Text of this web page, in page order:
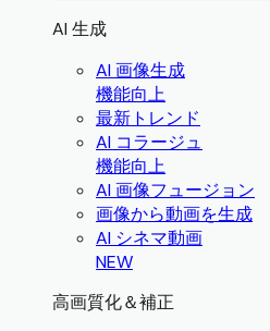
AI 生成
AI 画像生成
機能向上
最新トレンド
AI コラージュ
機能向上
AI 画像フュージョン
画像から動画を生成
AI シネマ動画
NEW
高画質化＆補正